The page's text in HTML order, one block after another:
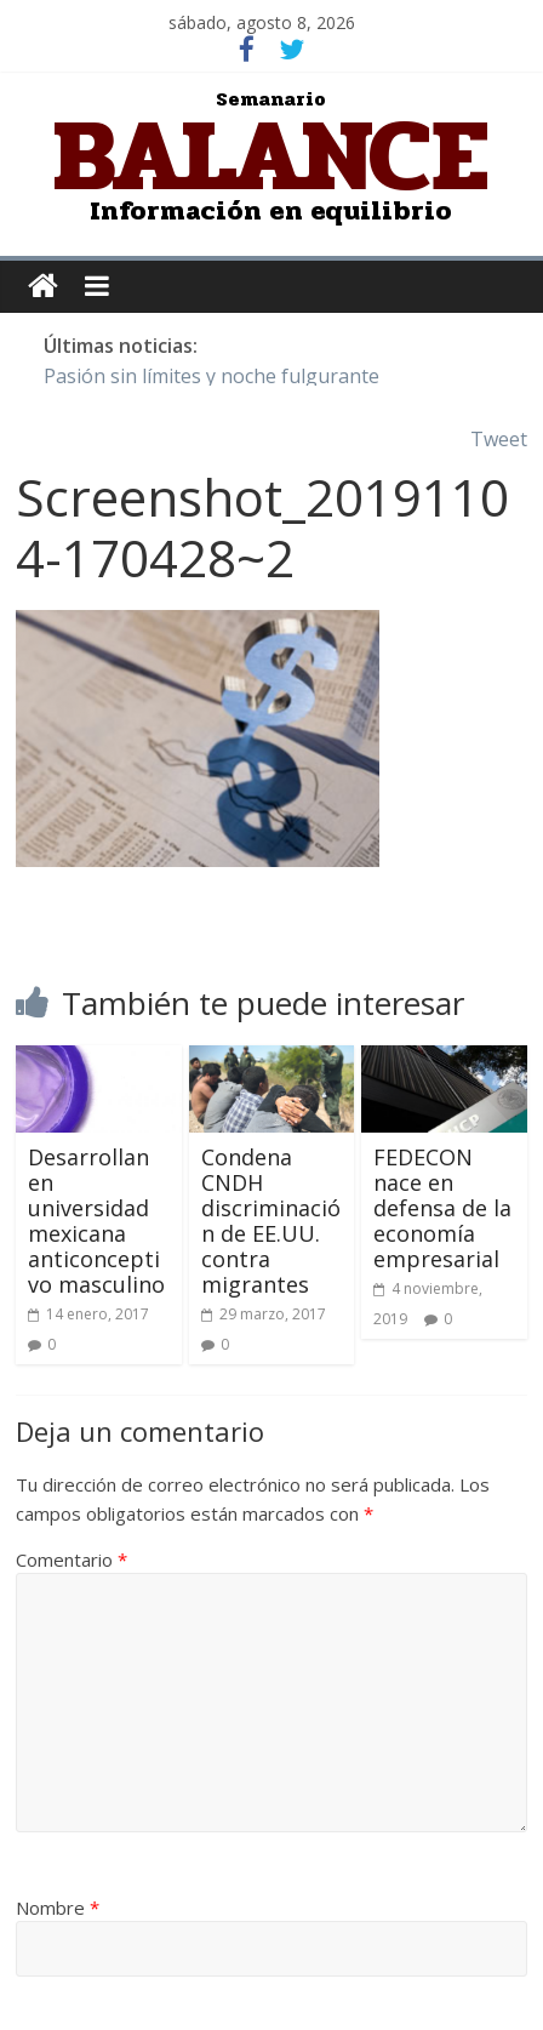
sábado, agosto 8, 2026
Semanario
BALANCE
Información en equilibrio
Últimas noticias:
Pasión sin límites y noche fulgurante
Juntos hasta el último minuto
Tweet
Screenshot_2019110
4-170428~2
También te puede interesar
Desarrollan
en
universidad
mexicana
anticoncepti
vo masculino
14 enero, 2017
0
Condena
CNDH
discriminació
n de EE.UU.
contra
migrantes
29 marzo, 2017
0
FEDECON
nace en
defensa de la
economía
empresarial
4 noviembre,
2019
0
Deja un comentario
Tu dirección de correo electrónico no será publicada. Los
campos obligatorios están marcados con*
Comentario*
Nombre*